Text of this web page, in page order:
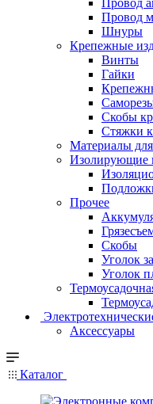
Провод
Провод
Шнуры
Крепежные
Винты
Гайки
Скобы
Стяжки
Материалы
Изолирующие
Прочее
Скобы
Уголок
Уголок
Аксессуары
Каталог